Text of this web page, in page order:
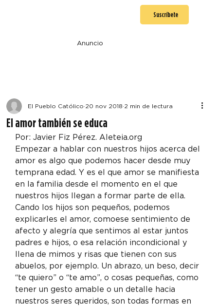
Suscríbete
Anuncio
El amor también se educa
El Pueblo Católico 20 nov 2018 2 min de lectura
Por: Javier Fiz Pérez. Aleteia.org
Empezar a hablar con nuestros hijos acerca del
amor es algo que podemos hacer desde muy
temprana edad. Y es el que amor se manifiesta
en la familia desde el momento en el que
nuestros hijos llegan a formar parte de ella.
Cando los hijos son pequeños, podemos
explicarles el amor, comoese sentimiento de
afecto y alegría que sentimos al estar juntos
padres e hijos, o esa relación incondicional y
llena de mimos y risas que tienen con sus
abuelos, por ejemplo. Un abrazo, un beso, decir
“te quiero” o “te amo”, o cosas pequeñas, como
tener un gesto amable o un detalle hacia
nuestros seres queridos, son todas formas en